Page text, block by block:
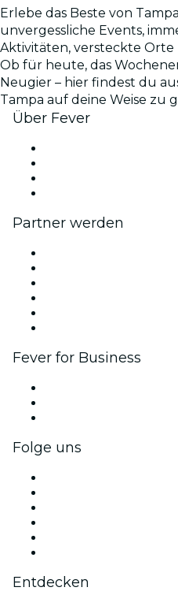
Erlebe das Beste von
unvergessliche Events,
Aktivitäten, versteckte
Ob für heute, das
Neugier – hier findest du
Tampa auf deine Weise zu
Über Fever
Partner werden
Fever for Business
Folge uns
Entdecken